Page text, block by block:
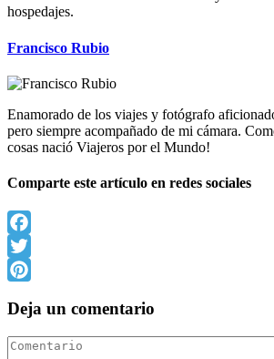
hospedajes.
Francisco Rubio
Enamorado de los viajes y fotógrafo
pero siempre acompañado de mi cámara.
cosas nació Viajeros por el Mundo!
Comparte este artículo en redes sociales
Facebook
Twitter
Deja un comentario